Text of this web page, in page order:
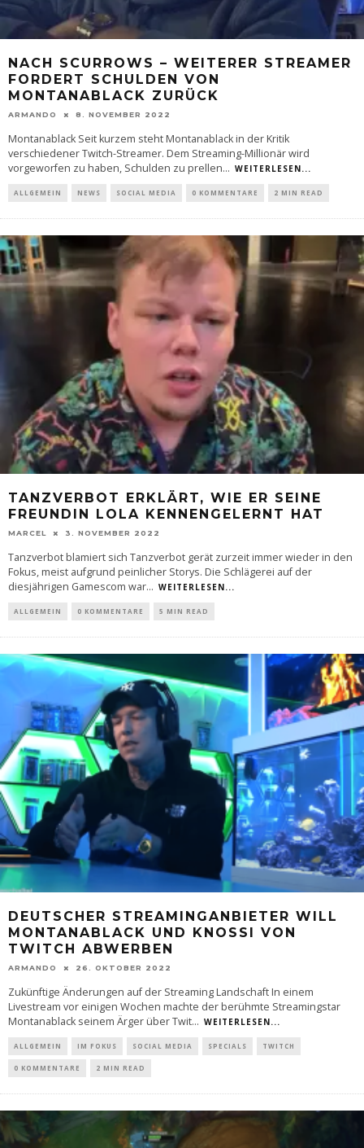
NACH SCURROWS – WEITERER STREAMER
FORDERT SCHULDEN VON
MONTANABLACK ZURÜCK
ARMANDO 8. NOVEMBER 2022
Montanablack Seit kurzem steht Montanablack in der Kritik
verschiedener Twitch-Streamer. Dem Streaming-Millionär wird
vorgeworfen zu haben, Schulden zu prellen... WEITERLESEN...
ALLGEMEIN NEWS SOCIAL MEDIA 0 KOMMENTARE 2 MIN READ
TANZVERBOT ERKLÄRT, WIE ER SEINE
FREUNDIN LOLA KENNENGELERNT HAT
MARCEL 3. NOVEMBER 2022
Tanzverbot blamiert sich Tanzverbot gerät zurzeit immer wieder in den
Fokus, meist aufgrund peinlicher Storys. Die Schlägerei auf der
diesjährigen Gamescom war... WEITERLESEN...
ALLGEMEIN 0 KOMMENTARE 5 MIN READ
DEUTSCHER STREAMINGANBIETER WILL
MONTANABLACK UND KNOSSI VON
TWITCH ABWERBEN
ARMANDO 26. OKTOBER 2022
Zukünftige Änderungen auf der Streaming Landschaft In einem
Livestream vor einigen Wochen machte der berühmte Streamingstar
Montanablack seinem Ärger über Twit... WEITERLESEN...
ALLGEMEIN IM FOKUS SOCIAL MEDIA SPECIALS TWITCH
0 KOMMENTARE 2 MIN READ